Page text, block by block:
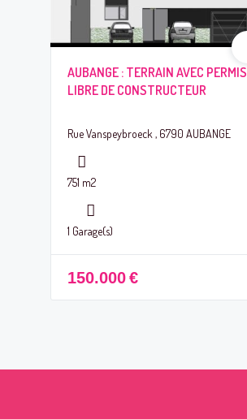
AUBANGE : TERRAIN AVEC PERMIS
LIBRE DE CONSTRUCTEUR
Rue Vanspeybroeck , 6790 AUBANGE
751 m2
1 Garage(s)
150.000€